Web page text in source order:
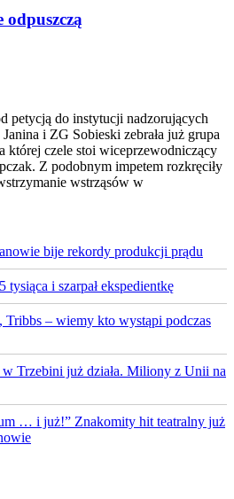
odpuszczą
petycją do instytucji nadzorujących
i ZG Sobieski zebrała już grupa
której czele stoi wiceprzewodniczący
Z podobnym impetem rozkręciły
wstrząsów w
bije rekordy produkcji prądu
tysiąca i szarpał ekspedientkę
Tribbs – wiemy kto wystąpi podczas
Trzebini już działa. Miliony z Unii na
… i już!” Znakomity hit teatralny już